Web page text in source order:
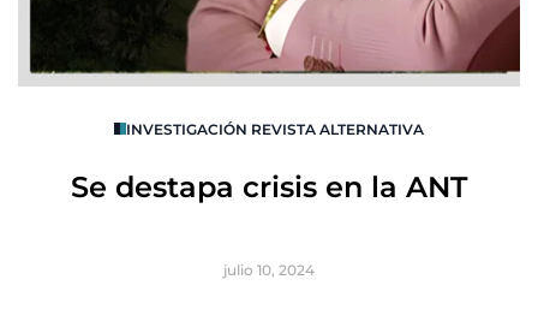
INVESTIGACIÓN REVISTA ALTERNATIVA
Se destapa crisis en la ANT
julio 10, 2024